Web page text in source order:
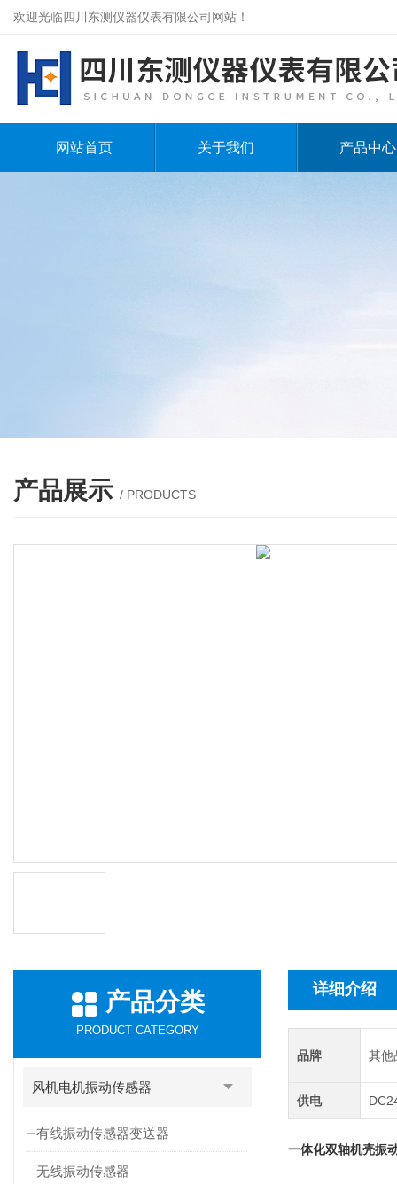
欢迎光临四川东测仪器仪表有限公司网站！
网站首页 关于我们 产品中心
产品展示 / PRODUCTS
产品分类
PRODUCT CATEGORY
风机电机振动传感器
有线振动传感器变送器
无线振动传感器
详细介绍
品牌 其他
供电
一体化双轴机壳振